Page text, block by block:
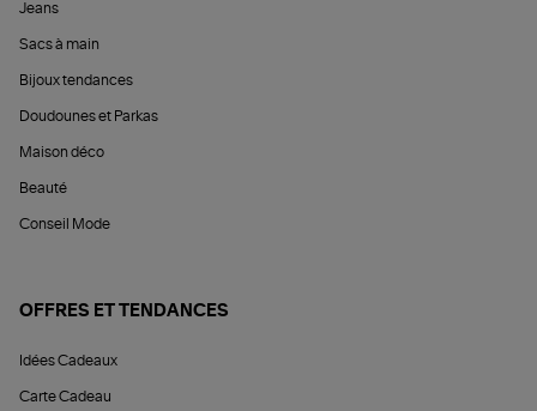
Jeans
Sacs à main
Bijoux tendances
Doudounes et Parkas
Maison déco
Beauté
Conseil Mode
OFFRES ET TENDANCES
Idées Cadeaux
Carte Cadeau